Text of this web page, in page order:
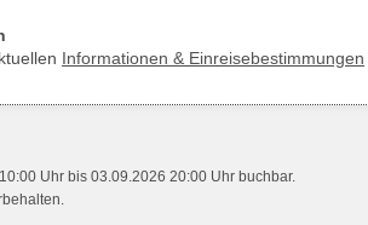
Informationen & Einreisebestimmungen
Uhr bis 03.09.2026 20:00 Uhr buchbar.